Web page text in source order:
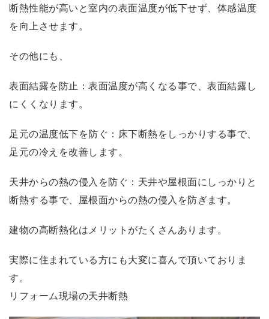
断熱性能が高いと室内の表面温度が低下せず、体感温度
を向上させます。
その他にも、
表面結露を防止：表面温度が高くなる事で、表面結露し
にくくなります。
足元の温度低下を防ぐ：床下断熱をしっかりする事で、
足元の冷えを改善します。
天井からの熱の侵入を防ぐ：天井や屋根面にしっかりと
断熱する事で、屋根面からの熱の侵入を防ぎます。
建物の高断熱化はメリットがたくさんあります。
実際に住まれている方にも大変に喜んで頂いておりま
す。
リフォーム現場の天井断熱